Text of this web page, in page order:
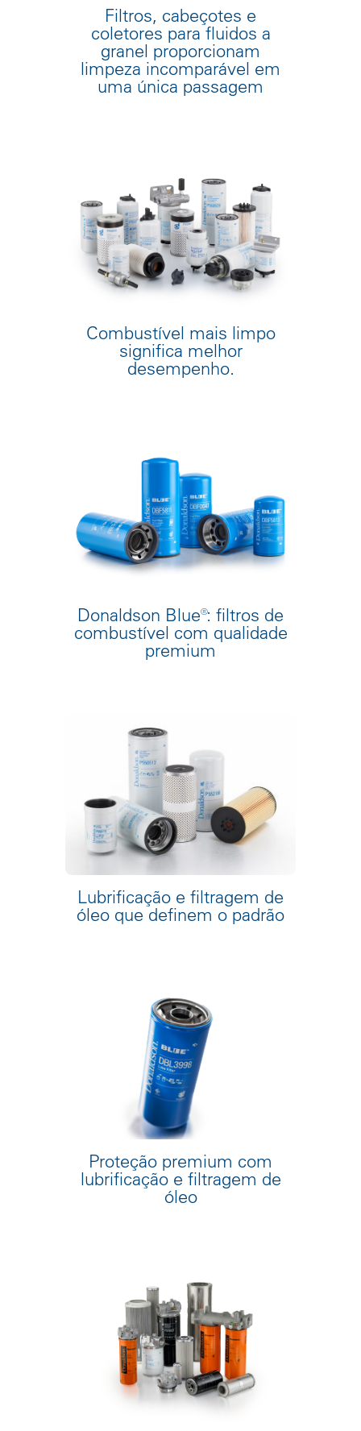
Filtros, cabeçotes e
coletores para fluidos a
granel proporcionam
limpeza incomparável em
uma única passagem
Combustível mais limpo
significa melhor
desempenho.
Donaldson Blue®: filtros de
combustível com qualidade
premium
Lubrificação e filtragem de
óleo que definem o padrão
Proteção premium com
lubrificação e filtragem de
óleo